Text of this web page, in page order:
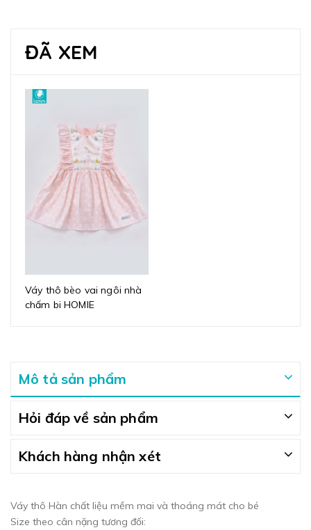
ĐÃ XEM
Váy thô bèo vai ngôi nhà
chấm bi HOMIE
Mô tả sản phẩm
Hỏi đáp về sản phẩm
Khách hàng nhận xét
Váy thô Hàn chất liệu mềm mai và thoáng mát cho bé
Size theo cân nặng tương đối: